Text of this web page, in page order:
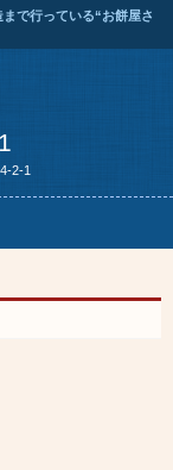
で行っている“お餅屋さ
2-1